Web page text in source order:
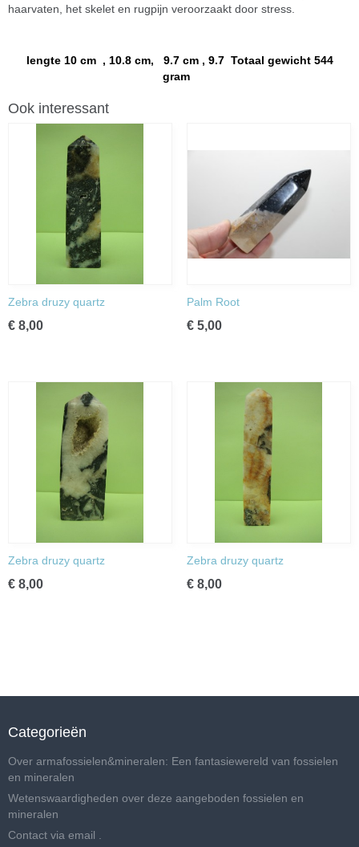
haarvaten, het skelet en rugpijn veroorzaakt door stress.
lengte 10 cm , 10.8 cm, 9.7 cm , 9.7 Totaal gewicht 544
gram
Ook interessant
Zebra druzy quartz
€ 8,00
Palm Root
€ 5,00
Zebra druzy quartz
€ 8,00
Zebra druzy quartz
€ 8,00
Categorieën
Over armafossielen&mineralen: Een fantasiewereld van fossielen
en mineralen
Wetenswaardigheden over deze aangeboden fossielen en
mineralen
Contact via email .